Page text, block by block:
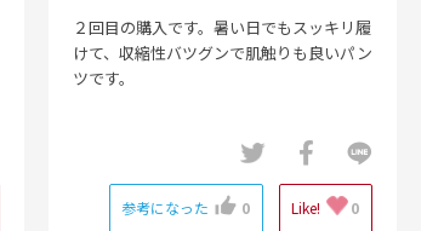
２回目の購入です。暑い日でもスッキリ履
けて、収縮性バツグンで肌触りも良いパン
ツです。
参考になった 0 Like! 0